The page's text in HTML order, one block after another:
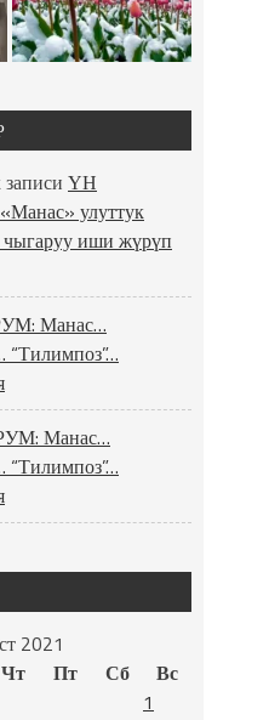
записи ҮН
улуттук
чыгаруу иши жүрүп
Манас…
“Тилимпоз”…
Манас…
“Тилимпоз”…
2021
Чт Пт Сб
Вс
1